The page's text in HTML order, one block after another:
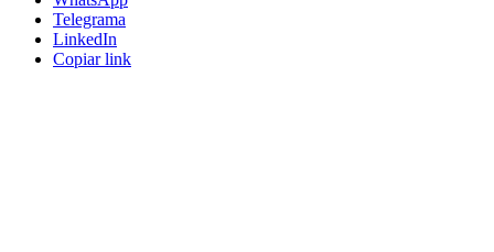
Telegrama
LinkedIn
Copiar link